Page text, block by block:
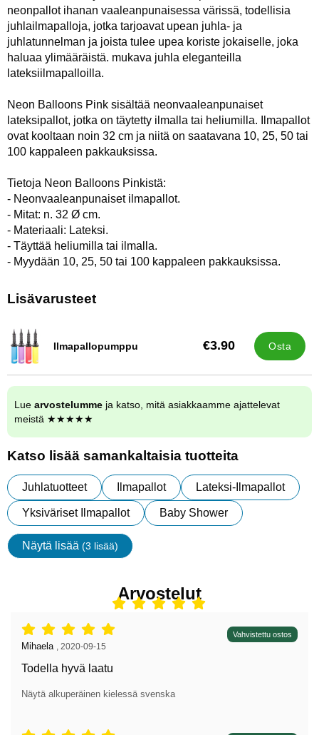
neonpallot ihanan vaaleanpunaisessa värissä, todellisia
juhlailmapalloja, jotka tarjoavat upean juhla- ja
juhlatunnelman ja joista tulee upea koriste jokaiselle, joka
haluaa ylimääräistä. mukava juhla eleganteilla
lateksiilmapalloilla.
Neon Balloons Pink sisältää neonvaaleanpunaiset
lateksipallot, jotka on täytetty ilmalla tai heliumilla. Ilmapallot
ovat kooltaan noin 32 cm ja niitä on saatavana 10, 25, 50 tai
100 kappaleen pakkauksissa.
Tietoja Neon Balloons Pinkistä:
- Neonvaaleanpunaiset ilmapallot.
- Mitat: n. 32 Ø cm.
- Materiaali: Lateksi.
- Täyttää heliumilla tai ilmalla.
- Myydään 10, 25, 50 tai 100 kappaleen pakkauksissa.
Lisävarusteet
Ilmapallopumppu
Tuote.nro 9838 €3.90 Osta
Lue arvostelumme ja katso, mitä asiakkaamme ajattelevat
meistä ★★★★★
Katso lisää samankaltaisia tuotteita
Juhlatuotteet Ilmapallot Lateksi-Ilmapallot
Yksiväriset Ilmapallot Baby Shower
Näytä lisää (3 lisää)
ominaisuudet
Arvostelut
Arvostelu: 5 tähdet / 5, Vahvistettu ostos
Arvostelun kirjoittaja:
Mihaela 2020-09-15
Todella hyvä laatu
Näytä alkuperäinen kielessä svenska